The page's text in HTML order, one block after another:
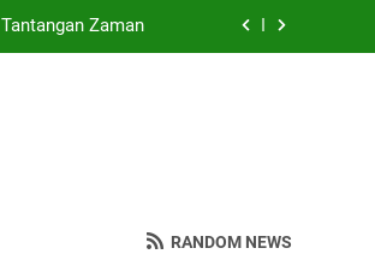
Zaman
Generasi Z
Zaman RANDOM NEWS